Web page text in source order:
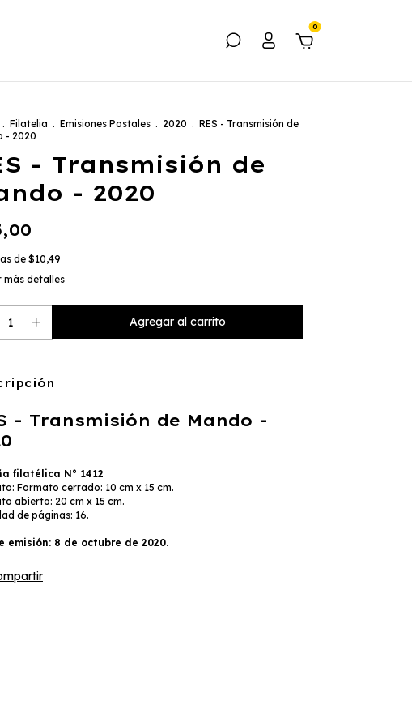
0
. Filatelia . Emisiones Postales . 2020 . RES - Transmisión de
- 2020
- Transmisión de
- 2020
de$10,49
más detalles
- Transmisión de Mando -
filatélica N° 1412
Formato cerrado: 10 cm x 15 cm.
abierto: 20 cm x 15 cm.
de páginas: 16.
emisión: 8 de octubre de 2020.